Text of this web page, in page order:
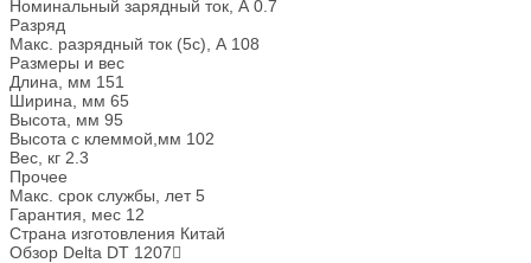
Номинальный зарядный ток, А 0.7
Разряд
Макс. разрядный ток (5с), А 108
Размеры и вес
Длина, мм 151
Ширина, мм 65
Высота, мм 95
Высота с клеммой,мм 102
Вес, кг 2.3
Прочее
Макс. срок службы, лет 5
Гарантия, мес 12
Страна изготовления Китай
Обзор Delta DT 1207